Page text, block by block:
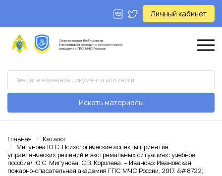
Личный кабинет
Искать материалы
Главная
Каталог
Мигунова Ю.С. Психологические аспекты принятия
управленческих решений в экстремальных ситуациях: учебное
пособие/ Ю.С. Мигунова, С.В. Королева. – Иваново: Ивановская
пожарно-спасательная академия ГПС МЧС России, 2017. &#8722;